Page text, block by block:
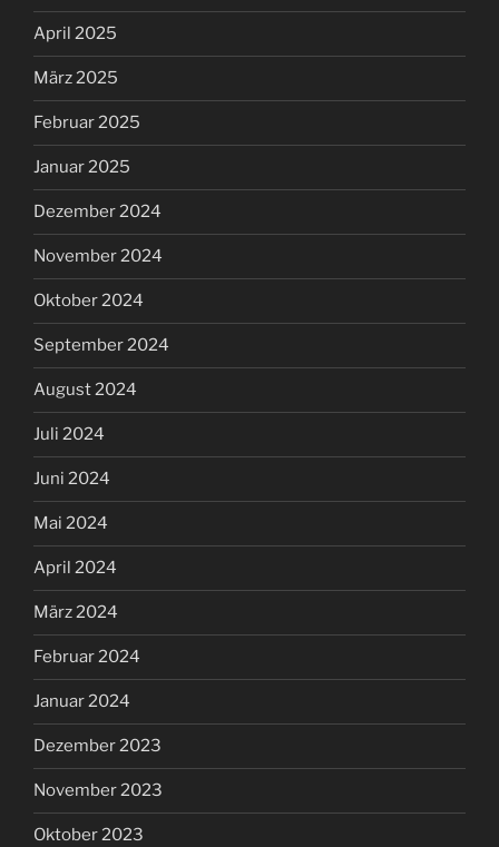
April 2025
März 2025
Februar 2025
Januar 2025
Dezember 2024
November 2024
Oktober 2024
September 2024
August 2024
Juli 2024
Juni 2024
Mai 2024
April 2024
März 2024
Februar 2024
Januar 2024
Dezember 2023
November 2023
Oktober 2023